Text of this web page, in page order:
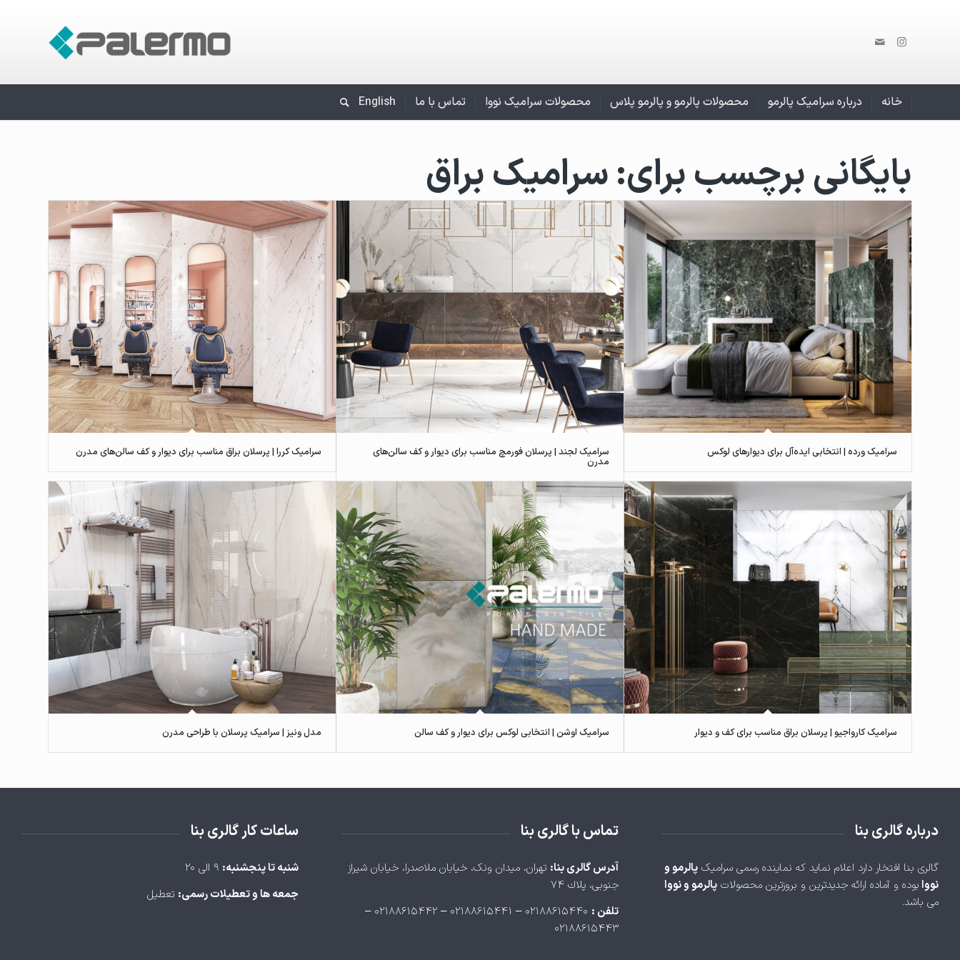
خانه درباره سرامیک پالرمو محصولات پالرمو و پالرمو پلاس محصولات سرامیک نووا تماس با ما English
بایگانی برچسب برای:سرامیک براق
سرامیک ورده | انتخابی ایده‌آل برای دیوارهای لوکس سرامیک لجند | پرسلان فورمچ مناسب برای دیوار و کف سالن‌های
مدرن
سرامیک کررا | پرسلان براق مناسب برای دیوار و کف سالن‌های مدرن
سرامیک کارواجیو | پرسلان براق مناسب برای کف و دیوار سرامیک اوشن | انتخابی لوکس برای دیوار و کف سالن مدل ونیز | سرامیک پرسلان با طراحی مدرن
درباره گالری بنا
گالری بنا افتخار دارد اعلام نماید که نماینده رسمی سرامیک پالرمو و
نووابوده و آماده ارائه جدیدترین و بروزترین محصولات پالرمو و نووا
می باشد.
تماس با گالری بنا
آدرس گالری بنا: تهران، ميدان ونک، خيابان ملاصدرا، خيابان شيراز
جنوبی، پلاك ۷۴
تلفن :
۰۲۱۸۸۶۱۵۴۴۰ – ۰۲۱۸۸۶۱۵۴۴۱ – ۰۲۱۸۸۶۱۵۴۴۲ –
۰۲۱۸۸۶۱۵۴۴۳
ساعات کار گالری بنا
شنبه تا پنجشنبه:
جمعه ها و تعطیلات رسمی: تعطیل